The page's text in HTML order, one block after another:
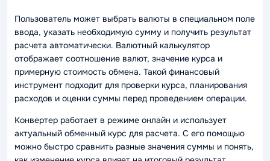
Пользователь может выбрать валюты в специальном поле
ввода, указать необходимую сумму и получить результат
расчета автоматически. Валютный калькулятор
отображает соотношение валют, значение курса и
примерную стоимость обмена. Такой финансовый
инструмент подходит для проверки курса, планирования
расходов и оценки суммы перед проведением операции.
Конвертер работает в режиме онлайн и использует
актуальный обменный курс для расчета. С его помощью
можно быстро сравнить разные значения суммы и понять,